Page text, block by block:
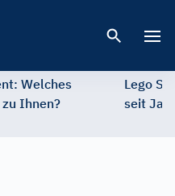
Welches
Ihnen?
Lego
seit